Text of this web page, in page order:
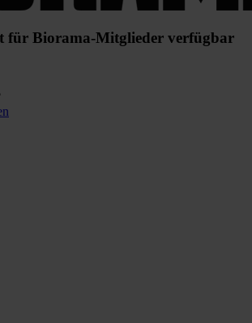
für Biorama-Mitglieder verfügbar